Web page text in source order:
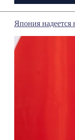
Япония надеется